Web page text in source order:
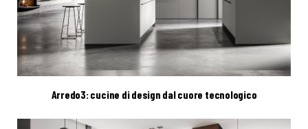
Arredo3: cucine di design dal cuore tecnologico